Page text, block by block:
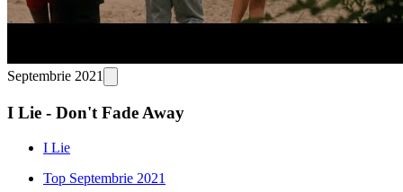
Septembrie 2021
I Lie - Don't Fade Away
I Lie
Top Septembrie 2021